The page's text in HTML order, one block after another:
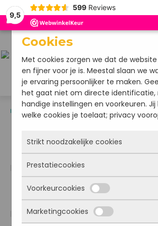
9,5
599 Reviews
Menu
Home /Areds 2 / Duareds NL formule (25mg)
Productbeoordeling:
Gewaardeerd
4.50
op 5
gebaseerd
op
22
klant
Duareds kopen?
Hier kunt u Duareds bestellen. De
Cookies
Met cookies zorgen we dat de
en fijner voor je is. Meestal slaan we
je ervaring persoonlijker te maken.
het gaat niet om directe identificatie,
handige instellingen en voorkeuren.
welke cookies je toelaat; privacy
Strikt noodzakelijke cookies
Deze cookies zorgen ervoor dat de
überhaupt werkt. Ze zijn dus altijd
kunnen niet worden uitgezet.
ze alleen geplaatst als jij iets doet,
inloggen, een formulier invullen of je
Prestatiecookies
Met deze cookies zien we hoe vaak
bezocht wordt, waar bezoekers
komen en welke pagina’s populair
Voorkeurcookies
Deze cookies onthouden jouw
Marketingcookies